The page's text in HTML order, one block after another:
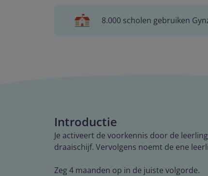
8.000 scholen gebruiken
Introductie
Je activeert de voorkennis door de
draaischijf. Vervolgens noemt de ene
Zeg 4 maanden op in de juiste volgorde.